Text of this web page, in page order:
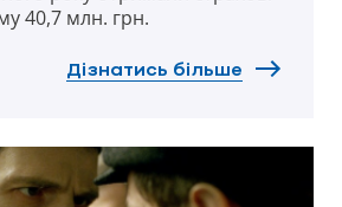
40,7 млн. грн.
Дізнатись більше